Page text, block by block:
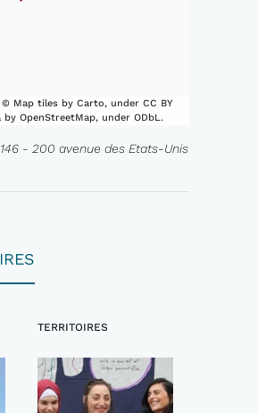
© Map tiles by Carto, under CC BY
by OpenStreetMap, under ODbL.
- 200 avenue des Etats-Unis
TERRITOIRES